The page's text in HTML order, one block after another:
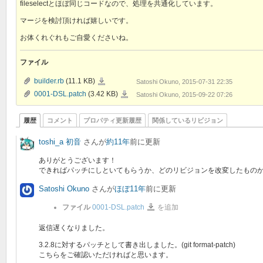
fileselectとほぼ同じコードなので、処理を共通化しています。
マージを検討頂ければ嬉しいです。
お体くれぐれもご自愛くださいね。
ファイル
builder.rb (11.1 KB) Satoshi Okuno, 2015-07-31 22:35
0001-DSL.patch (3.42 KB)
0001-
DSL.patch
Satoshi Okuno, 2015-09-22 07:26
履歴 コメント プロパティ更新履歴 関係しているリビジョン
toshi_a 初音 さんが約11年前に更新
ありがとうございます！
できればパッチにしといてもらうか、どのリビジョンを改変したもの
Satoshi Okuno さんがほぼ11年前に更新
ファイル 0001-DSL.patch
0001-
DSL.patch
を追加
返信遅くなりました。
3.2.8に対するパッチとして書き出しました。(git format-patch)
こちらをご確認いただければと思います。